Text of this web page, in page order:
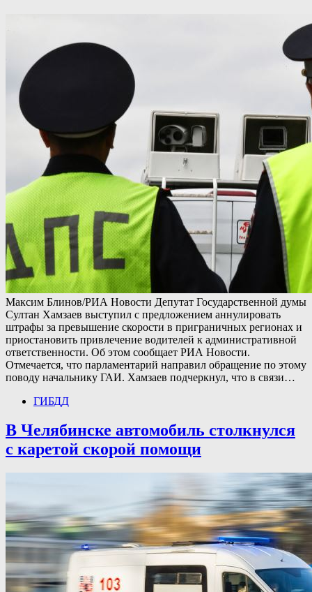
Максим Блинов/РИА Новости Депутат Государственной думы
Султан Хамзаев выступил с предложением аннулировать
штрафы за превышение скорости в приграничных регионах и
приостановить привлечение водителей к административной
ответственности. Об этом сообщает РИА Новости.
Отмечается, что парламентарий направил обращение по этому
поводу начальнику ГАИ. Хамзаев подчеркнул, что в связи…
ГИБДД
В Челябинске автомобиль столкнулся
с каретой скорой помощи